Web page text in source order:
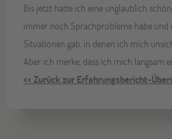
Bis jetzt hatte ich eine unglaublich
immer noch Sprachprobleme habe und
Situationen gab, in denen ich mich
Aber ich merke, dass ich mich langsam
<< Zurück zur Erfahrungsbericht-